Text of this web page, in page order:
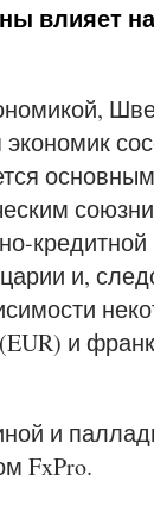
влияет
кредитной
и,
и
и
FxPro.